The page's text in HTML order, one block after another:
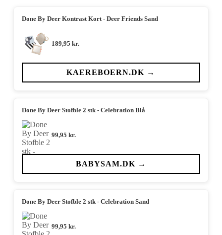
Done By Deer Kontrast Kort - Deer Friends Sand
189,95 kr.
KAEREBOERN.DK →
Done By Deer Stofble 2 stk - Celebration Blå
99,95 kr.
BABYSAM.DK →
Done By Deer Stofble 2 stk - Celebration Sand
99,95 kr.